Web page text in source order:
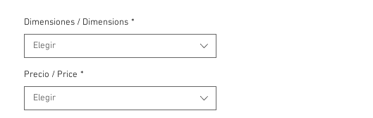
Dimensiones / Dimensions *
Elegir
Precio / Price *
Elegir